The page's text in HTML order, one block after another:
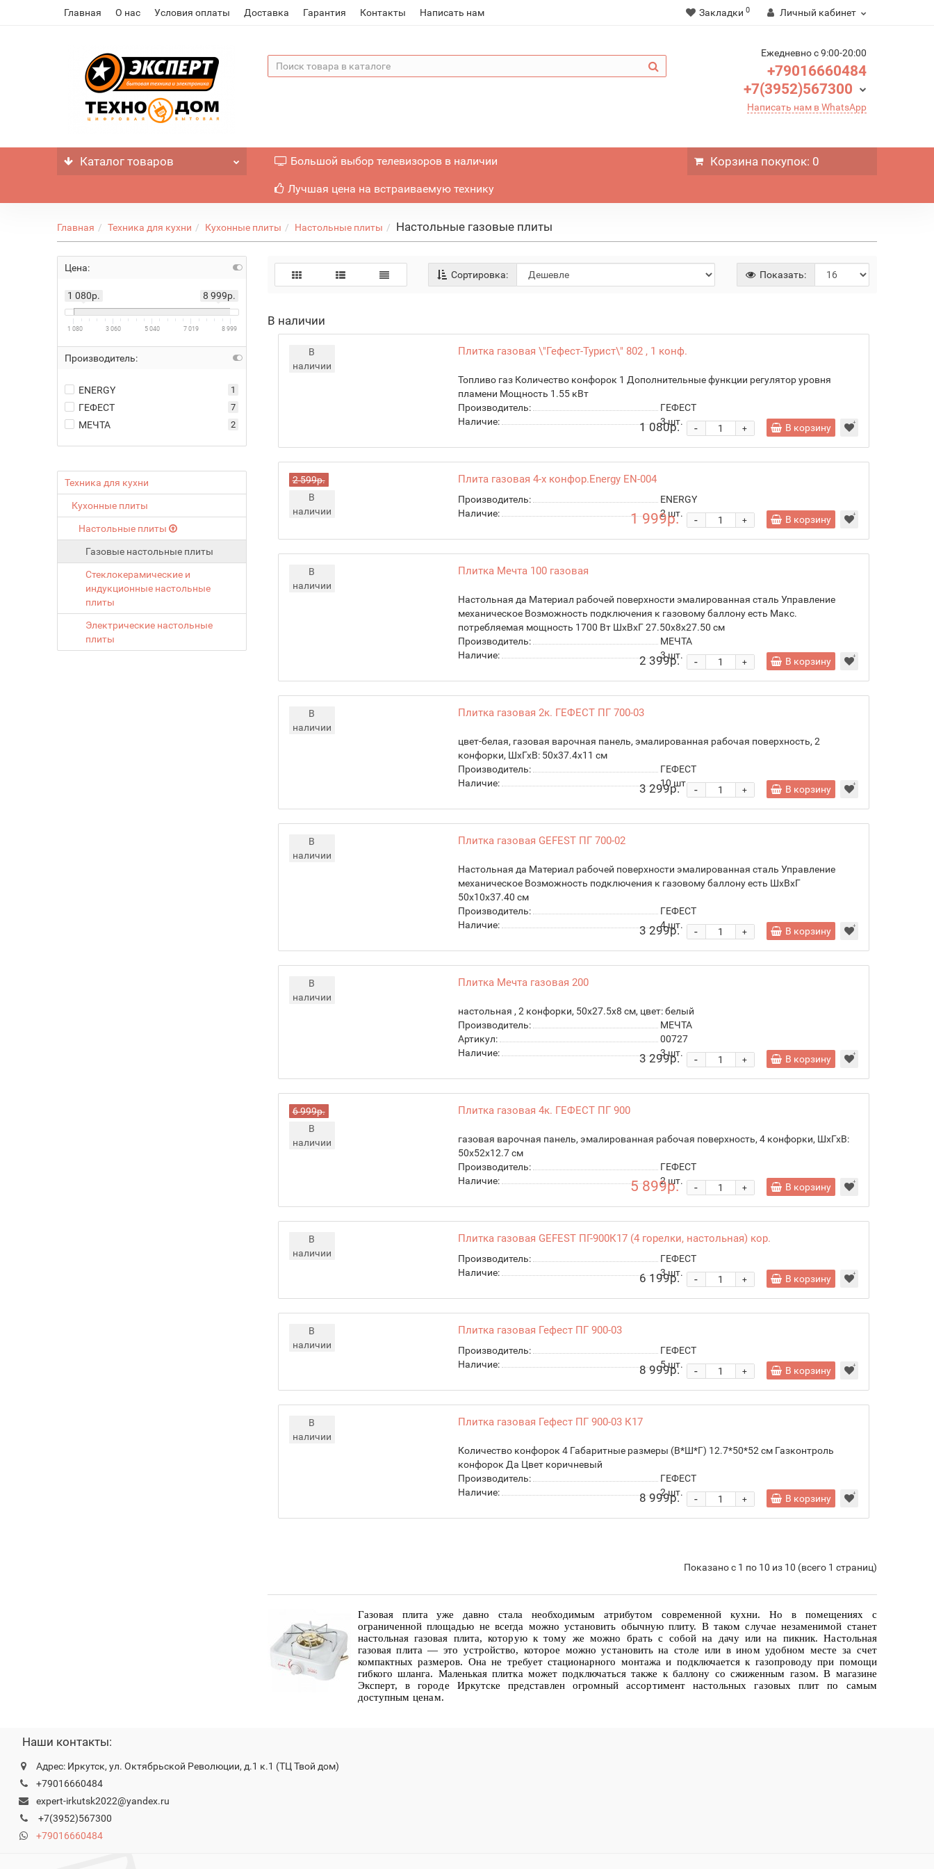
Главная О нас Условия оплаты Доставка Гарантия Контакты Написать нам Закладки 0 Личный кабинет
Ежедневно c 9:00-20:00
+79016660484
+7(3952)567300
Написать нам в WhatsApp
Каталог товаров Большой выбор телевизоров в наличии
Лучшая цена на встраиваемую технику
Корзина покупок: 0
Главная Техника для кухни Кухонные плиты Настольные плиты Настольные газовые плиты
Цена:
1 080р. 8 999р.
1 080 3 060 5 040 7 019 8 999
Производитель:
ENERGY 1
ГЕФЕСТ 7
МЕЧТА 2
Техника для кухни
Кухонные плиты
Настольные плиты
Газовые настольные плиты
Стеклокерамические и
индукционные настольные
плиты
Электрические настольные
плиты
Сортировка: Показать:
В наличии
В
наличии
Плитка газовая \"Гефест-Турист\" 802 , 1 конф.
Топливо газ Количество конфорок 1 Дополнительные функции регулятор уровня
пламени Мощность 1.55 кВт
Производитель:
ГЕФЕСТ
Наличие:
3шт.
1 080р. +
- В корзину
2 599р.
В
наличии
Плита газовая 4-х конфор.Energy EN-004
Производитель:
ENERGY
Наличие:
2шт.
1 999р. +
- В корзину
В
наличии
Плитка Мечта 100 газовая
Настольная да Материал рабочей поверхности эмалированная сталь Управление
механическое Возможность подключения к газовому баллону есть Макс.
потребляемая мощность 1700 Вт ШхВхГ 27.50х8х27.50 см
Производитель:
МЕЧТА
Наличие:
3шт.
2 399р. +
- В корзину
В
наличии
Плитка газовая 2к. ГЕФЕСТ ПГ 700-03
цвет-белая, газовая варочная панель, эмалированная рабочая поверхность, 2
конфорки, ШхГхВ: 50x37.4x11 см
Производитель:
ГЕФЕСТ
Наличие:
10 шт.
3 299р. +
- В корзину
В
наличии
Плитка газовая GEFEST ПГ 700-02
Настольная да Материал рабочей поверхности эмалированная сталь Управление
механическое Возможность подключения к газовому баллону есть ШхВхГ
50х10х37.40 см
Производитель:
ГЕФЕСТ
Наличие:
4шт.
3 299р. +
- В корзину
В
наличии
Плитка Мечта газовая 200
настольная , 2 конфорки, 50x27.5x8 см, цвет: белый
Производитель:
МЕЧТА
Артикул:
00727
Наличие:
3шт.
3 299р. +
- В корзину
6 999р.
В
наличии
Плитка газовая 4к. ГЕФЕСТ ПГ 900
газовая варочная панель, эмалированная рабочая поверхность, 4 конфорки, ШхГхВ:
50x52x12.7 см
Производитель:
ГЕФЕСТ
Наличие:
2шт.
5 899р. +
- В корзину
В
наличии
Плитка газовая GEFEST ПГ-900К17 (4 горелки, настольная) кор.
Производитель:
ГЕФЕСТ
Наличие:
3шт.
6 199р. +
- В корзину
В
наличии
Плитка газовая Гефест ПГ 900-03
Производитель:
ГЕФЕСТ
Наличие:
5шт.
8 999р. +
- В корзину
В
наличии
Плитка газовая Гефест ПГ 900-03 К17
Количество конфорок 4 Габаритные размеры (В*Ш*Г) 12.7*50*52 см Газконтроль
конфорок Да Цвет коричневый
Производитель:
ГЕФЕСТ
Наличие:
2шт.
8 999р. +
- В корзину
Показано с 1 по 10 из 10 (всего 1 страниц)
Газовая плита уже давно стала необходимым атрибутом современной кухни. Но в помещениях с
ограниченной площадью не всегда можно установить обычную плиту. В таком случае незаменимой станет
настольная газовая плита, которую к тому же можно брать с собой на дачу или на пикник.Настольная
газовая плита — это устройство, которое можно установить на столе или в ином удобном месте за счет
компактных размеров. Она не требует стационарного монтажа и подключается к газопроводу при помощи
гибкого шланга. Маленькая плитка может подключаться также к баллону со сжиженным газом. В магазине
Эксперт, в городе Иркутске представлен огромный ассортимент настольных газовых плит по самым
доступным ценам.
Наши контакты:
Адрес: Иркутск, ул. Октябрьской Революции, д.1 к.1 (ТЦ Твой дом)
+79016660484
expert-irkutsk2022@yandex.ru
+7(3952)567300
+79016660484